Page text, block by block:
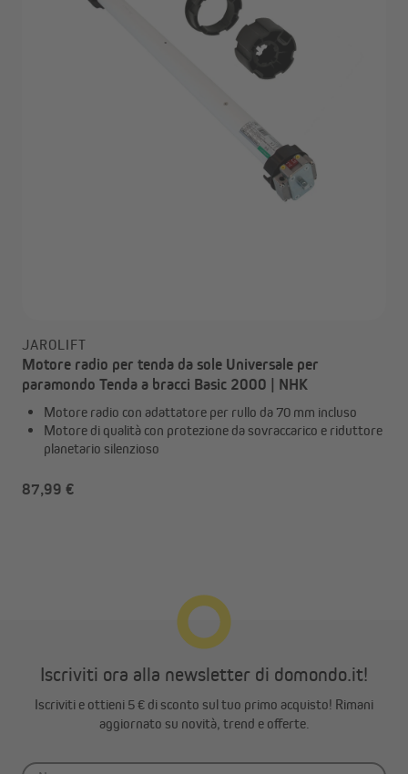
JAROLIFT
Motore radio per tenda da sole Universale per
paramondo Tenda a bracci Basic 2000 | NHK
Motore radio con adattatore per rullo da 70 mm incluso
Motore di qualità con protezione da sovraccarico e riduttore
planetario silenzioso
87,99 €
Iscriviti ora alla newsletter di domondo.it!
Iscriviti e ottieni 5 € di sconto sul tuo primo acquisto! Rimani
aggiornato su novità, trend e offerte.